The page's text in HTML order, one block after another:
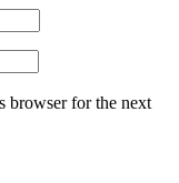
browser for the next